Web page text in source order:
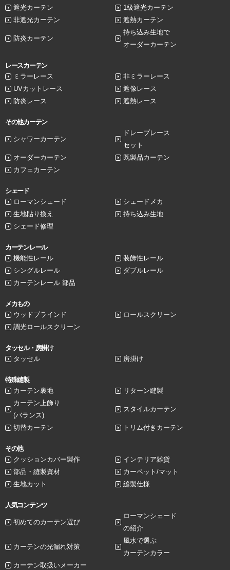
遮光カーテン
1級遮光カーテン
非遮光カーテン
遮熱カーテン
防炎カーテン
持ち込み生地で
オーダーカーテン
レースカーテン
ミラーレース
非ミラーレース
UVカットレース
遮像レース
防炎レース
遮熱レース
その他カーテン
シャワーカーテン
ドレープレース
セット
オーダーカーテン
既製品カーテン
カフェカーテン
シェード
ローマンシェード
シェードメカ
生地貼り換え
持ち込み生地
シェード修理
カーテンレール
機能性レール
装飾性レール
シングルレール
ダブルレール
カーテンレール 部品
メカもの
ウッドブラインド
ロールスクリーン
調光ロールスクリーン
タッセル・房掛け
タッセル
房掛け
特殊縫製
カーテン裏地
リターン縫製
カーテン上飾り
(バランス)
スタイルカーテン
切替カーテン トリム付きカーテン
その他
クッションカバー製作
インテリア雑貨
部品・縫製資材
カーペット/マット
生地カット
縫製仕様
人気コンテンツ
初めてのカーテン選び
ローマンシェード
の紹介
カーテンの光漏れ対策
風水で選ぶ
カーテンカラー
カーテン取扱いメーカー